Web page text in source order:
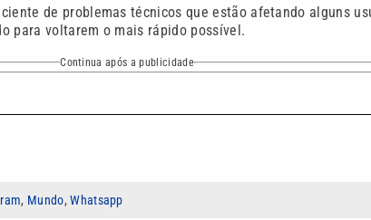
de problemas técnicos que estão afetando alguns
para voltarem o mais rápido possível.
Continua após a publicidade
, Mundo,Whatsapp